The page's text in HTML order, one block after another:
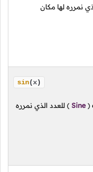
نمرره لها مكان
sin(x)
(
Sine
) للعدد الذي نمرره